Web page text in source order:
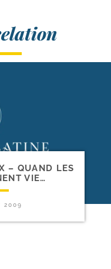
– QUAND LES
VIE…
2009